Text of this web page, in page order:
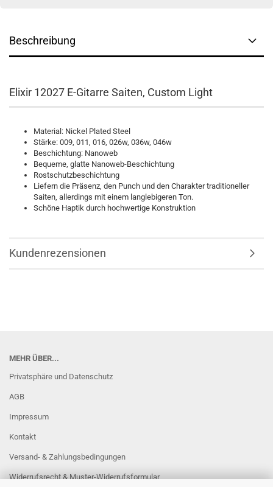
Beschreibung
Elixir 12027 E-Gitarre Saiten, Custom Light
Material: Nickel Plated Steel
Stärke: 009, 011, 016, 026w, 036w, 046w
Beschichtung: Nanoweb
Bequeme, glatte Nanoweb-Beschichtung
Rostschutzbeschichtung
Liefern die Präsenz, den Punch und den Charakter traditioneller
Saiten, allerdings mit einem langlebigeren Ton.
Schöne Haptik durch hochwertige Konstruktion
Kundenrezensionen
MEHR ÜBER...
Privatsphäre und Datenschutz
AGB
Impressum
Kontakt
Versand- & Zahlungsbedingungen
Widerrufsrecht & Muster-Widerrufsformular